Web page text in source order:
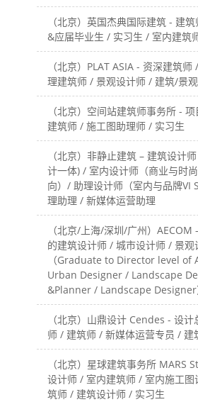
（北京）英国杰典国际建筑 - 建
&应届毕业生 / 实习生 / 室内建筑
（北京）PLAT ASIA - 资深建筑
理建筑师 / 景观设计师 / 建筑/景
（北京）空间站建筑师事务所 -
建筑师 / 施工图助理师 / 实习生
（北京）非静止建筑 – 建筑设计
计一体) / 室内设计师（商业与时
向）/ 助理设计师（室内与品牌VI
理助理 / 新媒体运营助理
（北京/上海/深圳/广州）AECOM
的建筑设计师 / 城市设计师 / 景观
（Graduate to Director level of
Urban Designer / Landscape
&Planner / Landscape Designer
（北京）山鼎设计 Cendes - 设
师 / 建筑师 / 新媒体运营专员 / 建
（北京）星球建筑事务所 MARS
设计师 / 室内建筑师 / 室内施工图
筑师 / 建筑设计师 / 实习生